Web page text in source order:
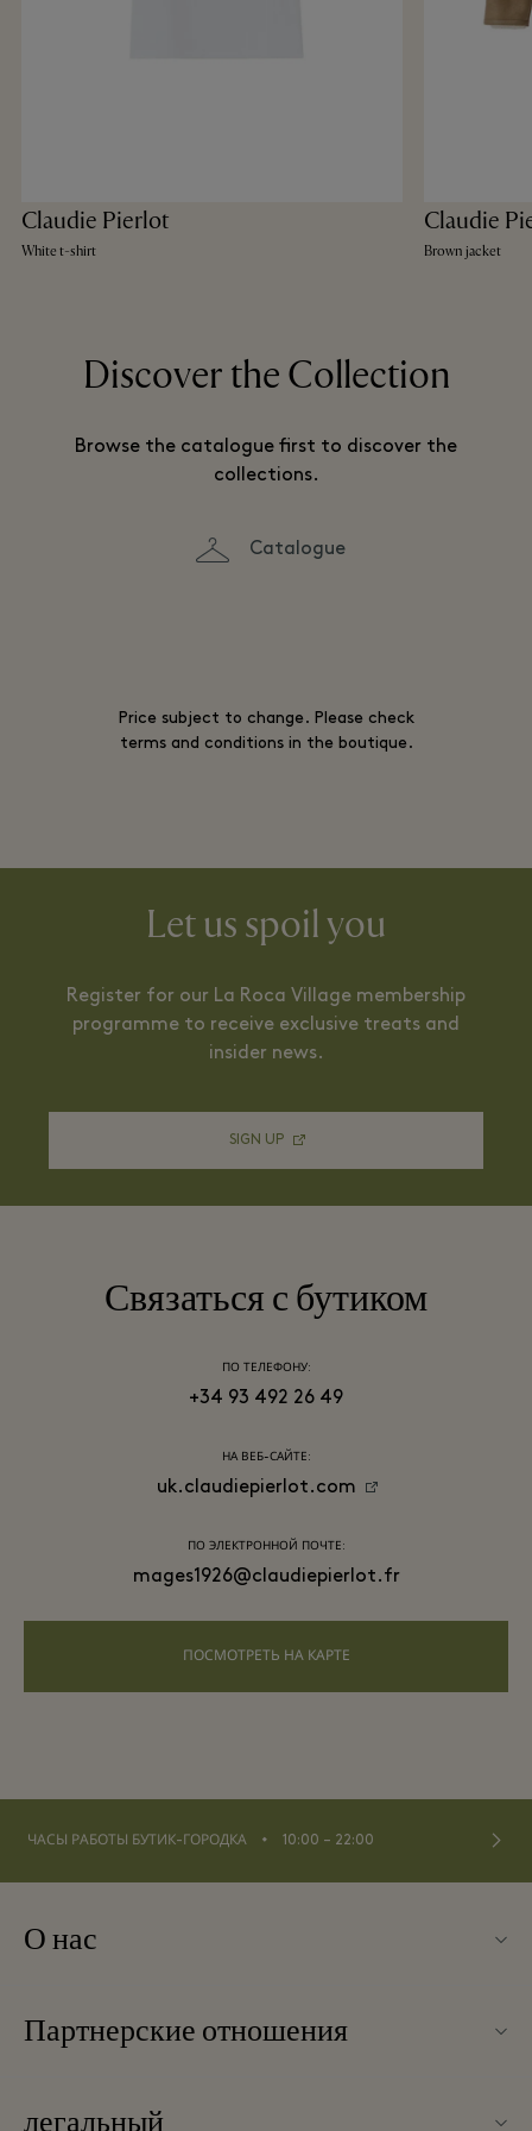
Claudie Pierlot
White t-shirt
Claudie
Brown jacket
Discover the Collection
Browse the catalogue first to discover the
collections.
Catalogue
Price subject to change. Please check
terms and conditions in the boutique.
Let us spoil you
Register for our La Roca Village membership
programme to receive exclusive treats and
insider news.
SIGN UP
Связаться с бутиком
ПО ТЕЛЕФОНУ:
+34 93 492 26 49
НА ВЕБ-САЙТЕ:
uk.claudiepierlot.com
ПО ЭЛЕКТРОННОЙ ПОЧТЕ:
mages1926@claudiepierlot.fr
ПОСМОТРЕТЬ НА КАРТЕ
ЧАСЫ РАБОТЫ БУТИК-ГОРОДКА ⬩ 10:00 – 22:00
О нас
О La Roca Village
Партнерские отношения
Стать партнером
легальный